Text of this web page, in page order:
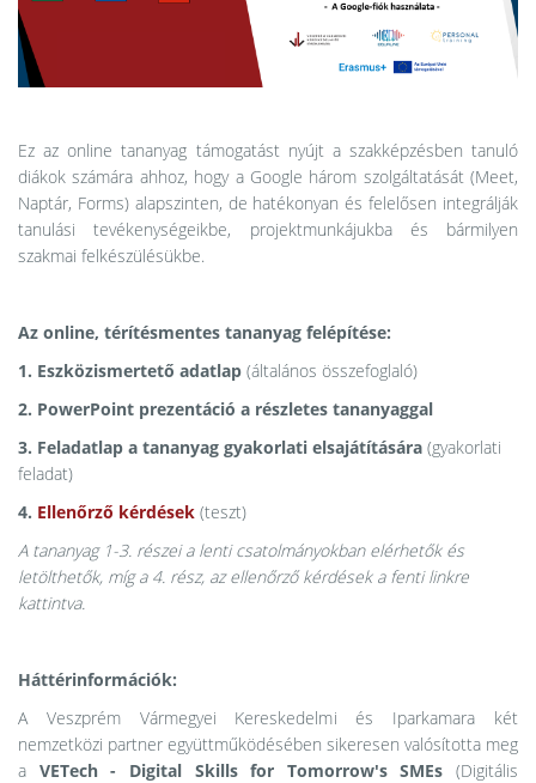
Ez az online tananyag támogatást nyújt a szakképzésben tanuló
diákok számára ahhoz, hogy a Google három szolgáltatását (Meet,
Naptár, Forms) alapszinten, de hatékonyan és felelősen integrálják
tanulási tevékenységeikbe, projektmunkájukba és bármilyen
szakmai felkészülésükbe.
Az online, térítésmentes tananyag felépítése:
1. Eszközismertető adatlap (általános összefoglaló)
2. PowerPoint prezentáció a részletes tananyaggal
3. Feladatlap a tananyag gyakorlati elsajátítására (gyakorlati
feladat)
4. Ellenőrző kérdések (teszt)
A tananyag 1-3. részei a lenti csatolmányokban elérhetők és
letölthetők, míg a 4. rész, az ellenőrző kérdések a fenti linkre
kattintva.
Háttérinformációk:
A Veszprém Vármegyei Kereskedelmi és Iparkamara két
nemzetközi partner együttműködésében sikeresen valósította meg
a VETech - Digital Skills for Tomorrow's SMEs (Digitális